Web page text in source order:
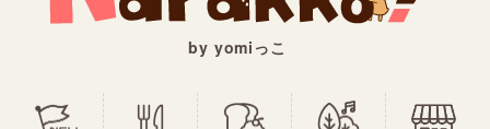
by yomiっこ